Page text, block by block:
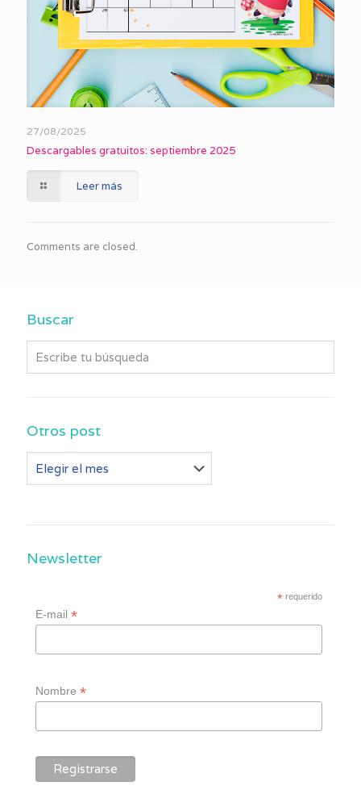
27/08/2025
Descargables gratuitos: septiembre 2025
Leer más
Comments are closed.
Buscar
Otros post
post
Newsletter
* requerido
E-mail*
Nombre*